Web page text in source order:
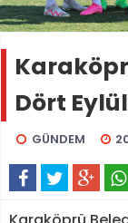
Dört
GÜNDEM